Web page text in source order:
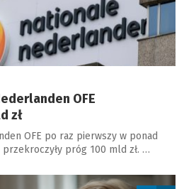
OFE
zł
OFE po raz pierwszy w ponad
próg 100 mld zł. …